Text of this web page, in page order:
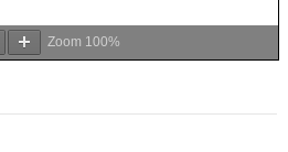
Zoom 100%